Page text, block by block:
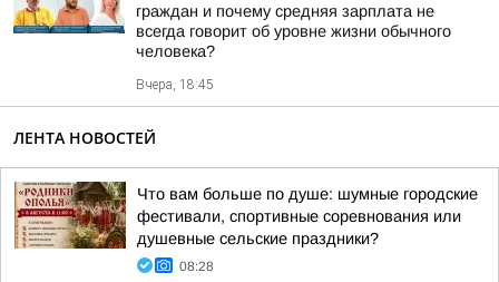
граждан и почему средняя зарплата не
всегда говорит об уровне жизни обычного
человека?
Вчера, 18:45
ЛЕНТА НОВОСТЕЙ
Что вам больше по душе: шумные городские
фестивали, спортивные соревнования или
душевные сельские праздники?
08:28